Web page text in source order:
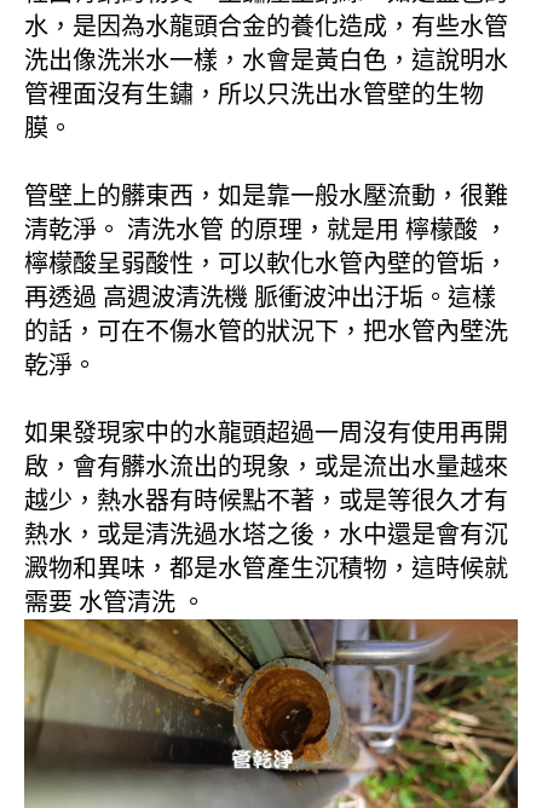
水，是因為水龍頭合金的養化造成，有些水管
洗出像洗米水一樣，水會是黃白色，這說明水
管裡面沒有生鏽，所以只洗出水管壁的生物
膜。
管壁上的髒東西，如是靠一般水壓流動，很難
清乾淨。 清洗水管 的原理，就是用 檸檬酸 ，
檸檬酸呈弱酸性，可以軟化水管內壁的管垢，
再透過 高週波清洗機 脈衝波沖出汙垢。這樣
的話，可在不傷水管的狀況下，把水管內壁洗
乾淨。
如果發現家中的水龍頭超過一周沒有使用再開
啟，會有髒水流出的現象，或是流出水量越來
越少，熱水器有時候點不著，或是等很久才有
熱水，或是清洗過水塔之後，水中還是會有沉
澱物和異味，都是水管產生沉積物，這時候就
需要 水管清洗 。